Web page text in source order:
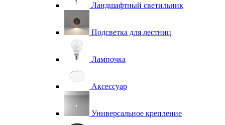
Ландшафтный светильник
Подсветка для лестниц
Лампочка
Аксессуар
Универсальное крепление